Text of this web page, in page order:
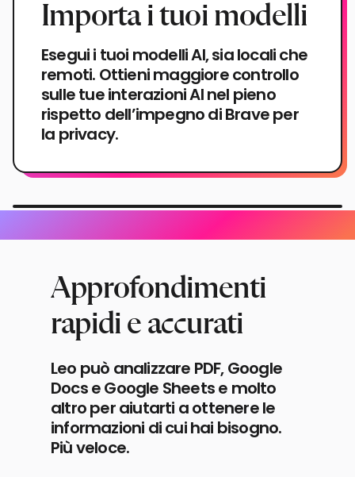
Importa i tuoi modelli
Esegui i tuoi modelli AI, sia locali che
remoti. Ottieni maggiore controllo
sulle tue interazioni AI nel pieno
rispetto dell’impegno di Brave per
la privacy.
Approfondimenti
rapidi e accurati
Leo può analizzare PDF, Google
Docs e Google Sheets e molto
altro per aiutarti a ottenere le
informazioni di cui hai bisogno.
Più veloce.